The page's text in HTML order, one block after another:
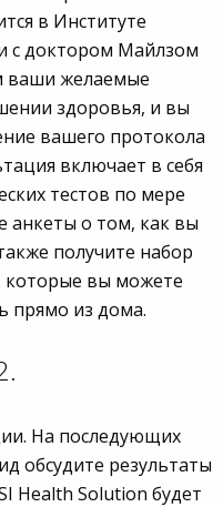
в Институте
с доктором Майлзом
ваши желаемые
здоровья, и вы
вашего протокола
включает в себя
тестов по мере
анкеты о том, как вы
получите набор
вы можете
прямо из дома.
На последующих
обсудите результаты
Health Solution будет